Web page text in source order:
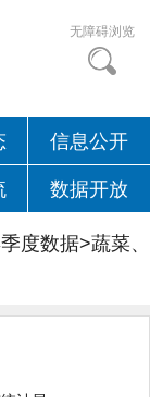
无障碍浏览
信息公开
数据开放
度数据>蔬菜、